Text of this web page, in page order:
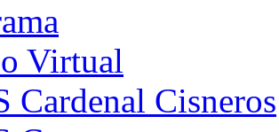
Virtual
Cardenal Cisneros